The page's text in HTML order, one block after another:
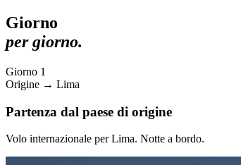
Giorno
per giorno.
Giorno 1
Origine → Lima
Partenza dal paese di origine
Volo internazionale per Lima. Notte a bordo.